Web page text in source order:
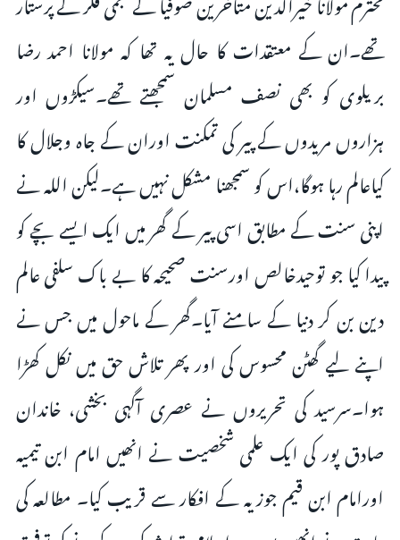
تھے۔ان کے معتقدات کا حال یہ تھا کہ مولانا احمد رضا
بریلوی کو بھی نصف مسلمان سمجھتے تھے۔سیکڑوں اور
ہزاروں مریدوں کے پیر کی تمکنت اوران کے جاہ وجلال کا
کیاعالم رہا ہوگا،اس کو سمجھنا مشکل نہیں ہے۔لیکن اللہ نے
اپنی سنت کے مطابق اسی پیر کے گھر میں ایک ایسے بچے کو
پیدا کیا جو توحیدخالص اورسنت صحیحہ کا بے باک سلفی عالم
دین بن کر دنیا کے سامنے آیا۔گھر کے ماحول میں جس نے
اپنے لیے گھٹن محسوس کی اور پھر تلاش حق میں نکل کھڑا
ہوا۔سرسید کی تحریروں نے عصری آگہی بخشی، خاندان
صادق پور کی ایک علمی شخصیت نے انھیں امام ابن تیمیہ
اورامام ابن قیم جوزیہ کے افکار سے قریب کیا۔ مطالعہ کی